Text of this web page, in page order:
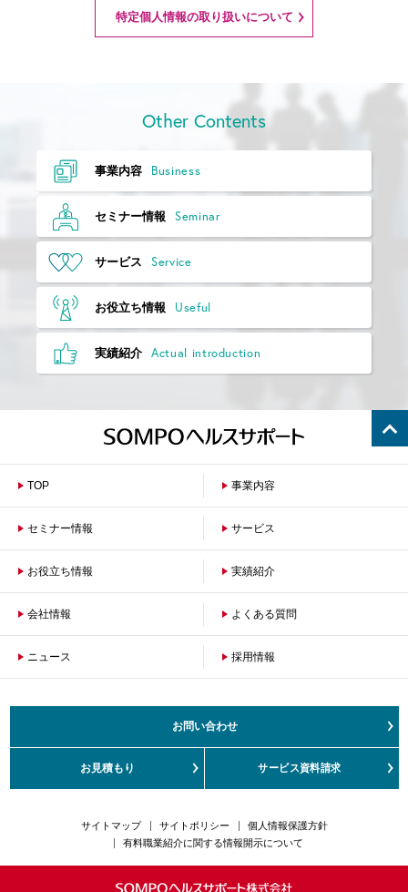
特定個人情報の取り扱いについて
Other Contents
事業内容 Business
セミナー情報 Seminar
サービス Service
お役立ち情報 Useful
実績紹介 Actual introduction
TOP 事業内容
セミナー情報 サービス
保険者のお客さまへ 企業のお客さまへ
お役立ち情報 実績紹介
会社情報
会社概要 沿革
よくある質問
ニュース 採用情報
お問い合わせ
お見積もり サービス資料請求
サイトマップ サイトポリシー
個人情報保護方針
有料職業紹介に関する情報開示について